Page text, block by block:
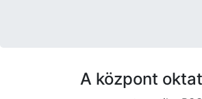
A központ